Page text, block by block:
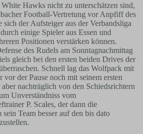
Hawks nicht zu unterschätzen sind,
Football-Vertretung vor Anpfiff des
sich der Aufsteiger aus der Verbandsliga
einige Spieler aus Essen und
Positionen verstärken können.
des Rudels am Sonntagnachmittag
gleich bei den ersten beiden Drives der
Schnell lag das Wolfpack mit
der Pause noch mit seinem ersten
nachträglich von den Schiedsrichtern
Unverständniss vom
P. Scales, der dann die
Team besser auf den bis dato